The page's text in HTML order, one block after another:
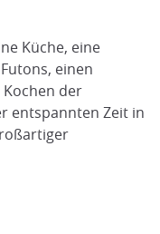
Küche, eine
einen
der
entspannten Zeit in